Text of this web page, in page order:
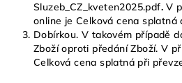
Sluzeb_CZ_kveten2025.pdf.V
online je Celková cena splatná
Dobírkou. V takovém případě
Zboží oproti předání Zboží. V
Celková cena splatná při